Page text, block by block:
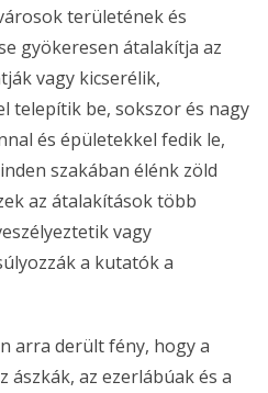
területének és
gyökeresen átalakítja az
vagy kicserélik,
telepítik be, sokszor és nagy
és épületekkel fedik le,
szakában élénk zöld
az átalakítások több
vagy
a kutatók a
arra derült fény, hogy a
ászkák, az ezerlábúak és a